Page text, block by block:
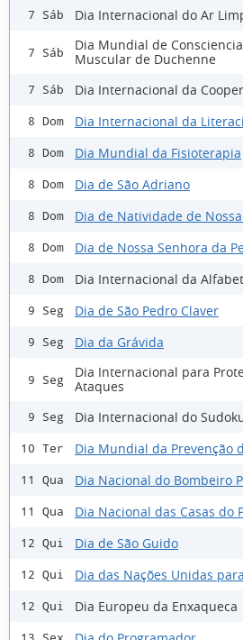
7 Sáb Dia Internacional do Ar
7 Sáb
Dia Mundial de
Muscular de Duchenne
7 Sáb Dia Internacional da
8 Dom Dia Internacional da
8 Dom Dia Mundial da Fisioterapia
8 Dom Dia de São Adriano
8 Dom Dia de Natividade de
8 Dom Dia de Nossa Senhora da
8 Dom Dia Internacional da
9 Seg Dia de São Pedro Claver
9 Seg Dia da Grávida
9 Seg
Dia Internacional para
Ataques
9 Seg Dia Internacional do
10 Ter Dia Mundial da Prevenção
11 Qua Dia Nacional do Bombeiro
11 Qua Dia Nacional das Casas do
12 Qui Dia de São Guido
12 Qui Dia das Nações Unidas
12 Qui Dia Europeu da Enxaqueca